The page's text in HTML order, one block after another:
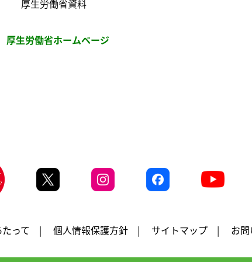
厚生労働省資料
厚生労働省ホームページ
って | 個人情報保護方針| サイトマップ| お